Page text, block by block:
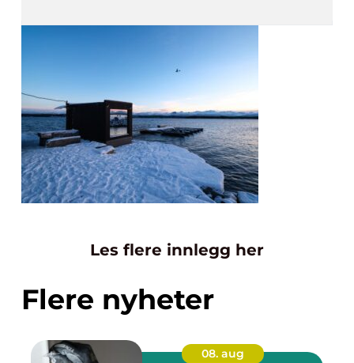
Les flere innlegg her
Flere nyheter
08. aug